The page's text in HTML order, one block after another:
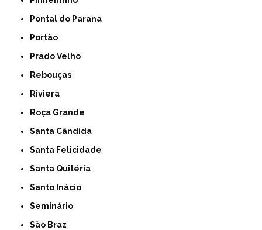
Pontal do Parana
Portão
Prado Velho
Rebouças
Riviera
Roça Grande
Santa Cândida
Santa Felicidade
Santa Quitéria
Santo Inácio
Seminário
São Braz